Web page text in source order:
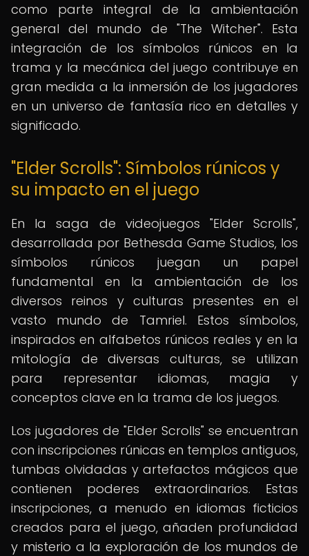
como parte integral de la ambientación
general del mundo de "The Witcher". Esta
integración de los símbolos rúnicos en la
trama y la mecánica del juego contribuye en
gran medida a la inmersión de los jugadores
en un universo de fantasía rico en detalles y
significado.
"Elder Scrolls": Símbolos rúnicos y
su impacto en el juego
En la saga de videojuegos "Elder Scrolls",
desarrollada por Bethesda Game Studios, los
símbolos rúnicos juegan un papel
fundamental en la ambientación de los
diversos reinos y culturas presentes en el
vasto mundo de Tamriel. Estos símbolos,
inspirados en alfabetos rúnicos reales y en la
mitología de diversas culturas, se utilizan
para representar idiomas, magia y
conceptos clave en la trama de los juegos.
Los jugadores de "Elder Scrolls" se encuentran
con inscripciones rúnicas en templos antiguos,
tumbas olvidadas y artefactos mágicos que
contienen poderes extraordinarios. Estas
inscripciones, a menudo en idiomas ficticios
creados para el juego, añaden profundidad
y misterio a la exploración de los mundos de